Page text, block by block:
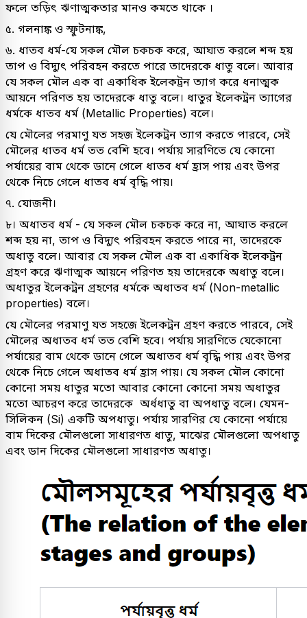
ফলে তড়িৎ ঋণাত্মকতার মানও কমতে থাকে ।
৫. গলনাঙ্ক ও স্ফুটনাঙ্ক,
৬. ধাতব ধর্ম-যে সকল মৌল চকচক করে, আঘাত করলে শব্দ হয়
তাপ ও বিদ্যুৎ পরিবহন করতে পারে তাদেরকে ধাতু বলে। আবার
যে সকল মৌল এক বা একাধিক ইলেকট্রন ত্যাগ করে ধনাত্মক
আয়নে পরিণত হয় তাদেরকে ধাতু বলে। ধাতুর ইলেকট্রন ত্যাগের
ধর্মকে ধাতব ধর্ম (Metallic Properties) বলে।
যে মৌলের পরমাণু যত সহজ ইলেকট্রন ত্যাগ করতে পারবে, সেই
মৌলের ধাতব ধর্ম তত বেশি হবে। পর্যায় সারণিতে যে কোনো
পর্যায়ের বাম থেকে ডানে গেলে ধাতব ধর্ম হ্রাস পায় এবং উপর
থেকে নিচে গেলে ধাতব ধর্ম বৃদ্ধি পায়।
৭. যোজনী।
৮। অধাতব ধর্ম - যে সকল মৌল চকচক করে না, আঘাত করলে
শব্দ হয় না, তাপ ও বিদ্যুৎ পরিবহন করতে পারে না, তাদেরকে
অধাতু বলে। আবার যে সকল মৌল এক বা একাধিক ইলেকট্রন
গ্রহণ করে ঋণাত্মক আয়নে পরিণত হয় তাদেরকে অধাতু বলে।
অধাতুর ইলেকট্রন গ্রহণের ধর্মকে অধাতব ধর্ম (Non-metallic
properties) বলে।
যে মৌলের পরমাণু যত সহজে ইলেকট্রন গ্রহণ করতে পারবে, সেই
মৌলের অধাতব ধর্ম তত বেশি হবে। পর্যায় সারণিতে যেকোনো
পর্যায়ের বাম থেকে ডানে গেলে অধাতব ধর্ম বৃদ্ধি পায় এবং উপর
থেকে নিচে গেলে অধাতব ধর্ম হ্রাস পায়। যে সকল মৌল কোনো
কোনো সময় ধাতুর মতো আবার কোনো কোনো সময় অধাতুর
মতো আচরণ করে তাদেরকে অর্ধধাতু বা অপধাতু বলে। যেমন-
সিলিকন (Si) একটি অপধাতু। পর্যায় সারণির যে কোনো পর্যায়ে
বাম দিকের মৌলগুলো সাধারণত ধাতু, মাঝের মৌলগুলো অপধাতু
এবং ডান দিকের মৌলগুলো সাধারণত অধাতু।